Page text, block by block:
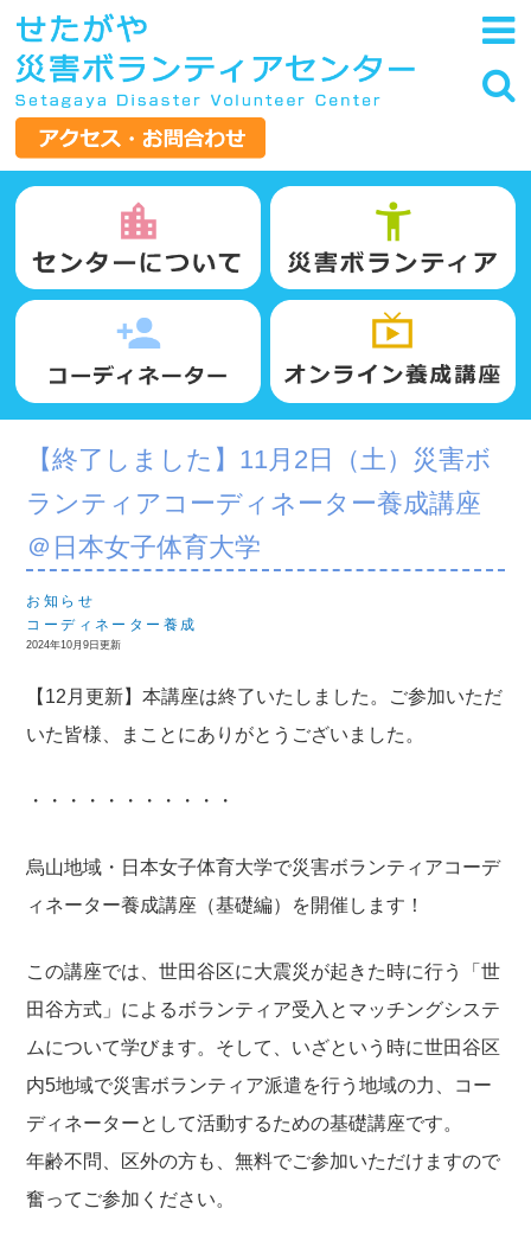
【終了しました】11月2日（土）災害ボ
ランティアコーディネーター養成講座
＠日本女子体育大学
お知らせ
コーディネーター養成
2024年10月9日更新
【12月更新】本講座は終了いたしました。ご参加いただ
いた皆様、まことにありがとうございました。
・・・・・・・・・・・
烏山地域・日本女子体育大学で災害ボランティアコーデ
ィネーター養成講座（基礎編）を開催します！
この講座では、世田谷区に大震災が起きた時に行う「世
田谷方式」によるボランティア受入とマッチングシステ
ムについて学びます。そして、いざという時に世田谷区
内5地域で災害ボランティア派遣を行う地域の力、コー
ディネーターとして活動するための基礎講座です。
年齢不問、区外の方も、無料でご参加いただけますので
奮ってご参加ください。